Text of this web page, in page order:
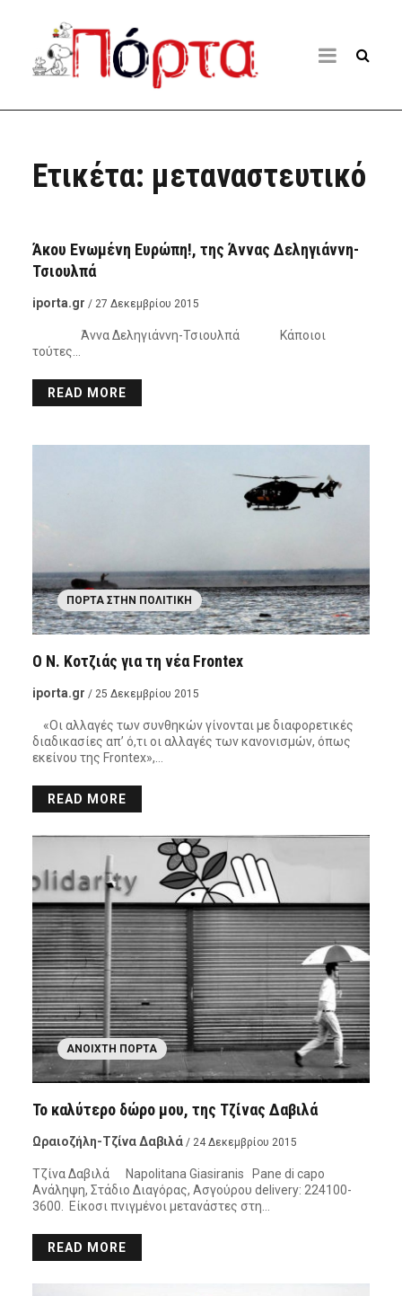
Ετικέτα: μεταναστευτικό
Άκου Ενωμένη Ευρώπη!, της Άννας Δεληγιάννη-
Τσιουλπά
iporta.gr / 27 Δεκεμβρίου 2015
Άννα Δεληγιάννη-Τσιουλπά Κάποιοι
τούτες…
READ MORE
ΠΌΡΤΑ ΣΤΗΝ ΠΟΛΙΤΙΚΉ
Ο Ν. Κοτζιάς για τη νέα Frontex
iporta.gr / 25 Δεκεμβρίου 2015
«Οι αλλαγές των συνθηκών γίνονται με διαφορετικές
διαδικασίες απ’ ό,τι οι αλλαγές των κανονισμών, όπως
εκείνου της Frontex»,…
READ MORE
ΑΝΟΙΧΤΉ ΠΌΡΤΑ
Το καλύτερο δώρο μου, της Τζίνας Δαβιλά
Ωραιοζήλη-Τζίνα Δαβιλά / 24 Δεκεμβρίου 2015
Τζίνα Δαβιλά Napolitana Giasiranis Pane di capo
Ανάληψη, Στάδιο Διαγόρας, Ασγούρου delivery: 224100-
3600. Είκοσι πνιγμένοι μετανάστες στη…
READ MORE